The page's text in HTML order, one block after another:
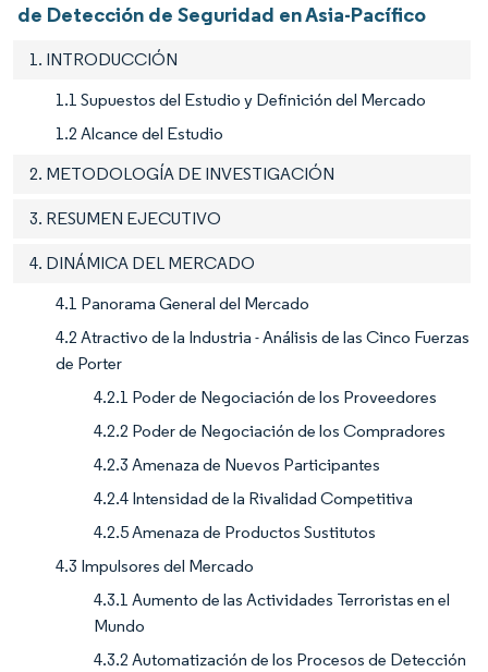
de Detección de Seguridad en Asia-Pacífico
1. INTRODUCCIÓN
1.1 Supuestos del Estudio y Definición del Mercado
1.2 Alcance del Estudio
2. METODOLOGÍA DE INVESTIGACIÓN
3. RESUMEN EJECUTIVO
4. DINÁMICA DEL MERCADO
4.1 Panorama General del Mercado
4.2 Atractivo de la Industria - Análisis de las Cinco Fuerzas
de Porter
4.2.1 Poder de Negociación de los Proveedores
4.2.2 Poder de Negociación de los Compradores
4.2.3 Amenaza de Nuevos Participantes
4.2.4 Intensidad de la Rivalidad Competitiva
4.2.5 Amenaza de Productos Sustitutos
4.3 Impulsores del Mercado
4.3.1 Aumento de las Actividades Terroristas en el
Mundo
4.3.2 Automatización de los Procesos de Detección